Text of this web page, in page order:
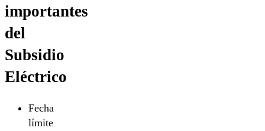
importantes
del
Subsidio
Eléctrico
Fecha
límite